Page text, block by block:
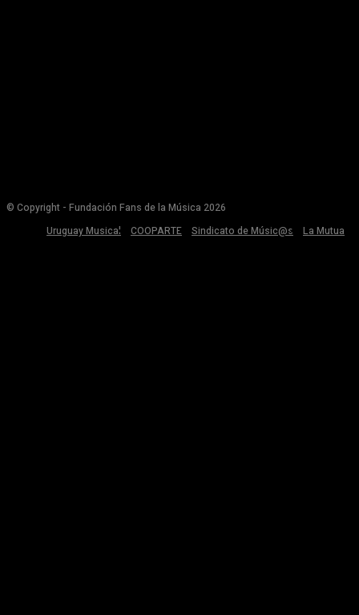
© Copyright - Fundación Fans de la Música 2026
Uruguay Musical
COOPARTE Sindicato de Músic@s La Mutua